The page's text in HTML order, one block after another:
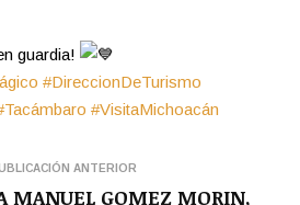
guardia!
#DireccionDeTurismo
#VisitaMichoacán
ANTERIOR
MANUEL GOMEZ MORIN,